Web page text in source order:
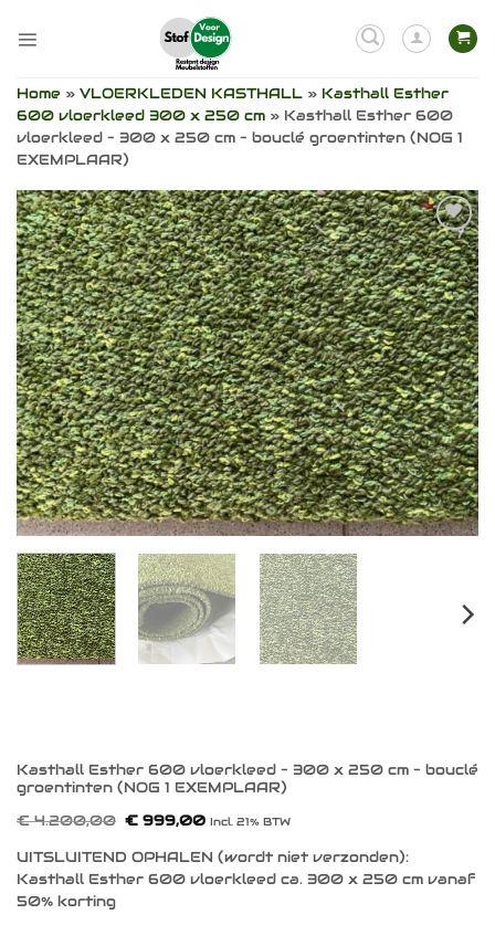
naar
Home » VLOERKLEDEN KASTHALL » Kasthall Esther
600 vloerkleed 300 x 250 cm » Kasthall Esther 600
vloerkleed – 300 x 250 cm – bouclé groentinten (NOG 1
EXEMPLAAR)
Toevoegen
aan
verlanglijst
Kasthall Esther 600 vloerkleed – 300 x 250 cm – bouclé
groentinten (NOG 1 EXEMPLAAR)
€4.200,00 Oorspronkelijke
€ 4.200,00.
€999,00Huidige
€ 999,00.
Incl. 21% BTW
UITSLUITEND OPHALEN (wordt niet verzonden):
Kasthall Esther 600 vloerkleed ca. 300 x 250 cm vanaf
50% korting